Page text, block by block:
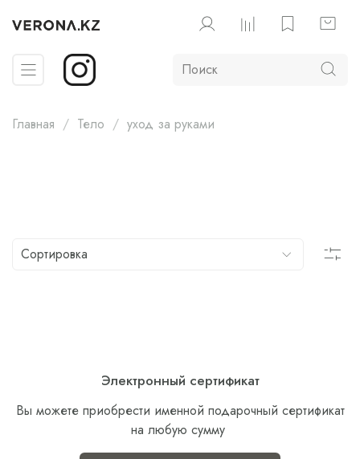
Главная Тело уход за руками
Электронный сертификат
Вы можете приобрести именной подарочный сертификат
на любую сумму